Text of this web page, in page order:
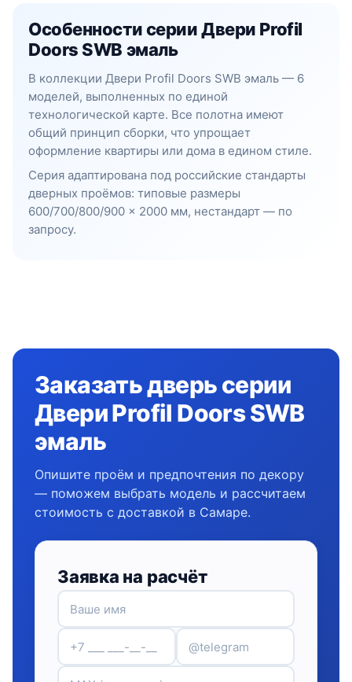
Особенности серии Двери Profil
Doors SWB эмаль
В коллекции Двери Profil Doors SWB эмаль — 6
моделей, выполненных по единой
технологической карте. Все полотна имеют
общий принцип сборки, что упрощает
оформление квартиры или дома в едином стиле.
Серия адаптирована под российские стандарты
дверных проёмов: типовые размеры
600/700/800/900 × 2000 мм, нестандарт — по
запросу.
Заказать дверь серии
Двери Profil Doors SWB
эмаль
Опишите проём и предпочтения по декору
— поможем выбрать модель и рассчитаем
стоимость с доставкой в Самаре.
Заявка на расчёт